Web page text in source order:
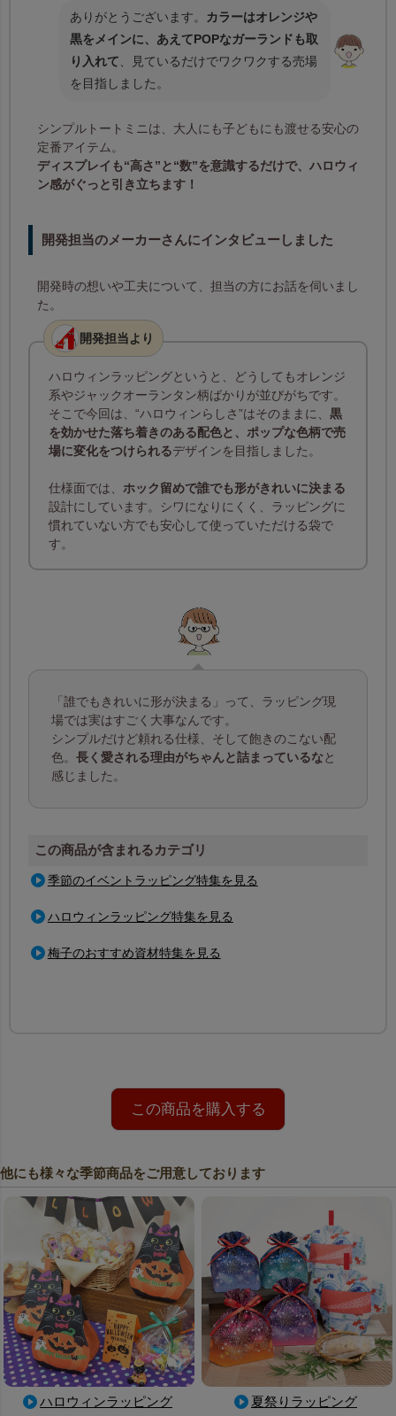
ありがとうございます。 カラーはオレンジや
黒をメインに、あえてPOPなガーランドも取
り入れて 、見ているだけでワクワクする売場
を目指しました。
シンプルトートミニは、大人にも子どもにも渡せる安心の
定番アイテム。
ディスプレイも“高さ”と“数”を意識するだけで、ハロウィ
ン感がぐっと引き立ちます！
開発担当のメーカーさんにインタビューしました
開発時の想いや工夫について、担当の方にお話を伺いまし
た。
開発担当より
ハロウィンラッピングというと、どうしてもオレンジ
系やジャックオーランタン柄ばかりが並びがちです。
そこで今回は、“ハロウィンらしさ”はそのままに、 黒
を効かせた落ち着きのある配色と、ポップな色柄で売
場に変化をつけられるデザインを目指しました。
仕様面では、 ホック留めで誰でも形がきれいに決まる
設計にしています。シワになりにくく、ラッピングに
慣れていない方でも安心して使っていただける袋で
す。
「誰でもきれいに形が決まる」って、ラッピング現
場では実はすごく大事なんです。
シンプルだけど頼れる仕様、そして飽きのこない配
色。 長く愛される理由がちゃんと詰まっているなと
感じました。
この商品が含まれるカテゴリ
季節のイベントラッピング特集を見る
ハロウィンラッピング特集を見る
梅子のおすすめ資材特集を見る
この商品を購入する
他にも様々な季節商品をご用意しております
ハロウィンラッピング 夏祭りラッピング